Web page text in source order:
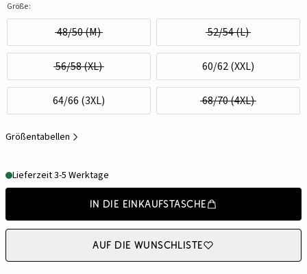
Größe:
48/50 (M) 52/54 (L)
56/58 (XL) 60/62 (XXL)
64/66 (3XL) 68/70 (4XL)
Größentabellen
Lieferzeit 3-5 Werktage
In die Einkaufstasche
Auf die Wunschliste